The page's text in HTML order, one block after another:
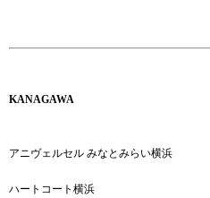
KANAGAWA
アニヴェルセル みなとみらい横浜
ハートコート横浜